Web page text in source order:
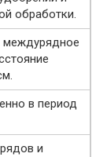
обработки.
междурядное
в период
и